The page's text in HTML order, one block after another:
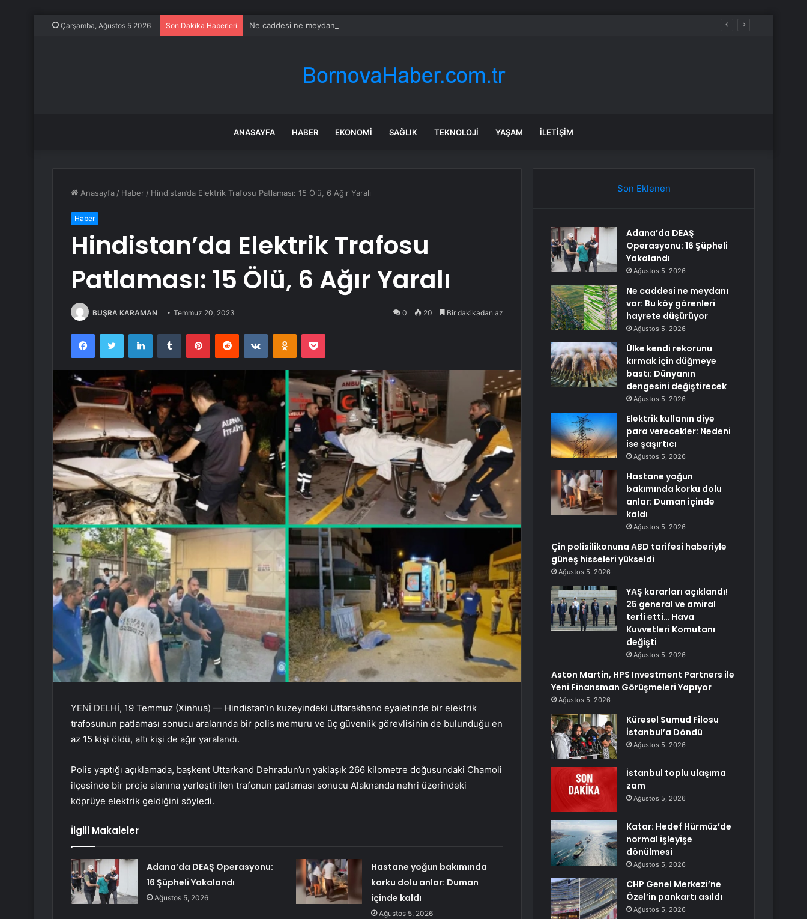
Çarşamba, Ağustos 5 2026 Son Dakika Haberleri Ne caddesi ne meydanı var: Bu köy görenleri hayrete düşürüyor
ANASAYFA HABER EKONOMI SAĞLIK TEKNOLOJI YAŞAM İLETIŞIM
Anasayfa / Haber / Hindistan’da Elektrik Trafosu Patlaması: 15 Ölü, 6 Ağır Yaralı
Haber
Hindistan’da Elektrik Trafosu
Patlaması: 15 Ölü, 6 Ağır Yaralı
BUŞRA KARAMAN Temmuz 20, 2023 0 20 Bir dakikadan az
FacebookTwitter LinkedInTumblr PinterestReddit VKontakteOdnoklassniki
Pocket
YENİ DELHİ, 19 Temmuz (Xinhua) — Hindistan’ın kuzeyindeki Uttarakhand eyaletinde bir elektrik
trafosunun patlaması sonucu aralarında bir polis memuru ve üç güvenlik görevlisinin de bulunduğu en
az 15 kişi öldü, altı kişi de ağır yaralandı.
Polis yaptığı açıklamada, başkent Uttarkand Dehradun’un yaklaşık 266 kilometre doğusundaki Chamoli
ilçesinde bir proje alanına yerleştirilen trafonun patlaması sonucu Alaknanda nehri üzerindeki
köprüye elektrik geldiğini söyledi.
İlgili Makaleler
Adana’da DEAŞ Operasyonu:
16 Şüpheli Yakalandı
Ağustos 5, 2026
Hastane yoğun bakımında
korku dolu anlar: Duman
içinde kaldı
Ağustos 5, 2026
Son Eklenen
Adana’da DEAŞ
Operasyonu: 16 Şüpheli
Yakalandı
Ağustos 5, 2026
Ne caddesi ne meydanı
var: Bu köy görenleri
hayrete düşürüyor
Ağustos 5, 2026
Ülke kendi rekorunu
kırmak için düğmeye
bastı: Dünyanın
dengesini değiştirecek
Ağustos 5, 2026
Elektrik kullanın diye
para verecekler: Nedeni
ise şaşırtıcı
Ağustos 5, 2026
Hastane yoğun
bakımında korku dolu
anlar: Duman içinde
kaldı
Ağustos 5, 2026
Çin polisilikonuna ABD tarifesi haberiyle
güneş hisseleri yükseldi
Ağustos 5, 2026
YAŞ kararları açıklandı!
25 general ve amiral
terfi etti… Hava
Kuvvetleri Komutanı
değişti
Ağustos 5, 2026
Aston Martin, HPS Investment Partners ile
Yeni Finansman Görüşmeleri Yapıyor
Ağustos 5, 2026
Küresel Sumud Filosu
İstanbul’a Döndü
Ağustos 5, 2026
İstanbul toplu ulaşıma
zam
Ağustos 5, 2026
Katar: Hedef Hürmüz’de
normal işleyişe
dönülmesi
Ağustos 5, 2026
CHP Genel Merkezi’ne
Özel’in pankartı asıldı
Ağustos 5, 2026